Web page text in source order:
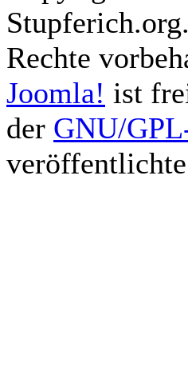
Rechte
Joomla! ist
der GNU/